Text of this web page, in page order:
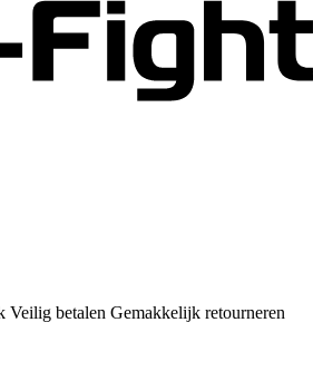
Veilig betalen Gemakkelijk retourneren